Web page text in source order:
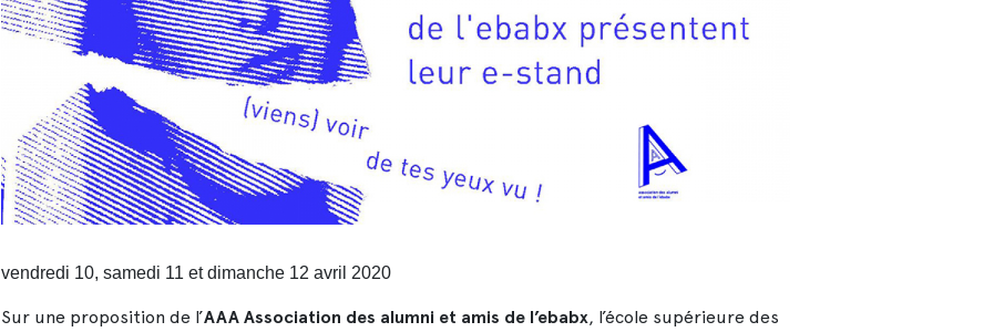
vendredi 10, samedi 11 et dimanche 12 avril 2020
Sur une proposition de l’AAA Association des alumni et amis de l’ebabx, l’école supérieure des